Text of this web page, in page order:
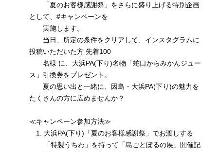
「夏のお客様感謝祭」をさらに盛り上げる特別企画
として、#キャンペーンを
実施します。
当日、所定の条件をクリアして、インスタグラムに
投稿いただいた方 先着100
名様 に、大浜PA(下り)名物「蛇口からみかんジュー
ス」引換券をプレゼント。
夏の思い出と一緒に、因島・大浜PA(下り)の魅力を
たくさんの方に広めませんか？
≪キャンペーン参加方法≫
大浜PA(下り)「夏のお客様感謝祭」でお渡しする
「特製うちわ」を持って「島ごとぽるの展」開催記